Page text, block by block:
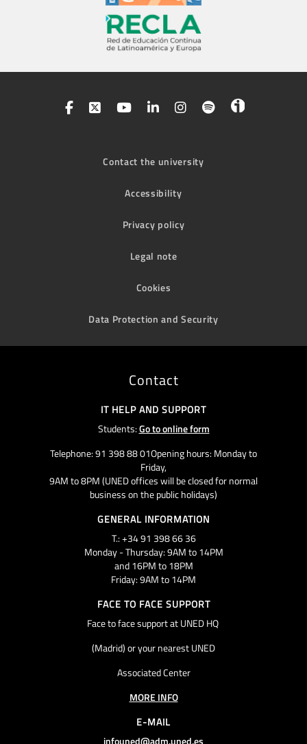
Contact the university
Accessibility
Privacy policy
Legal note
Cookies
Data Protection and Security
Contact
IT HELP AND SUPPORT
Students:Go to online form
Telephone: 91 398 88 01Opening hours: Monday to
Friday,
9AM to 8PM (UNED offices will be closed for normal
business on the public holidays)
GENERAL INFORMATION
T.: +34 91 398 66 36
Monday - Thursday: 9AM to 14PM
and 16PM to 18PM
Friday: 9AM to 14PM
FACE TO FACE SUPPORT
Face to face support at UNED HQ
(Madrid) or your nearest UNED
Associated Center
MORE INFO
E-MAIL
infouned@adm.uned.es